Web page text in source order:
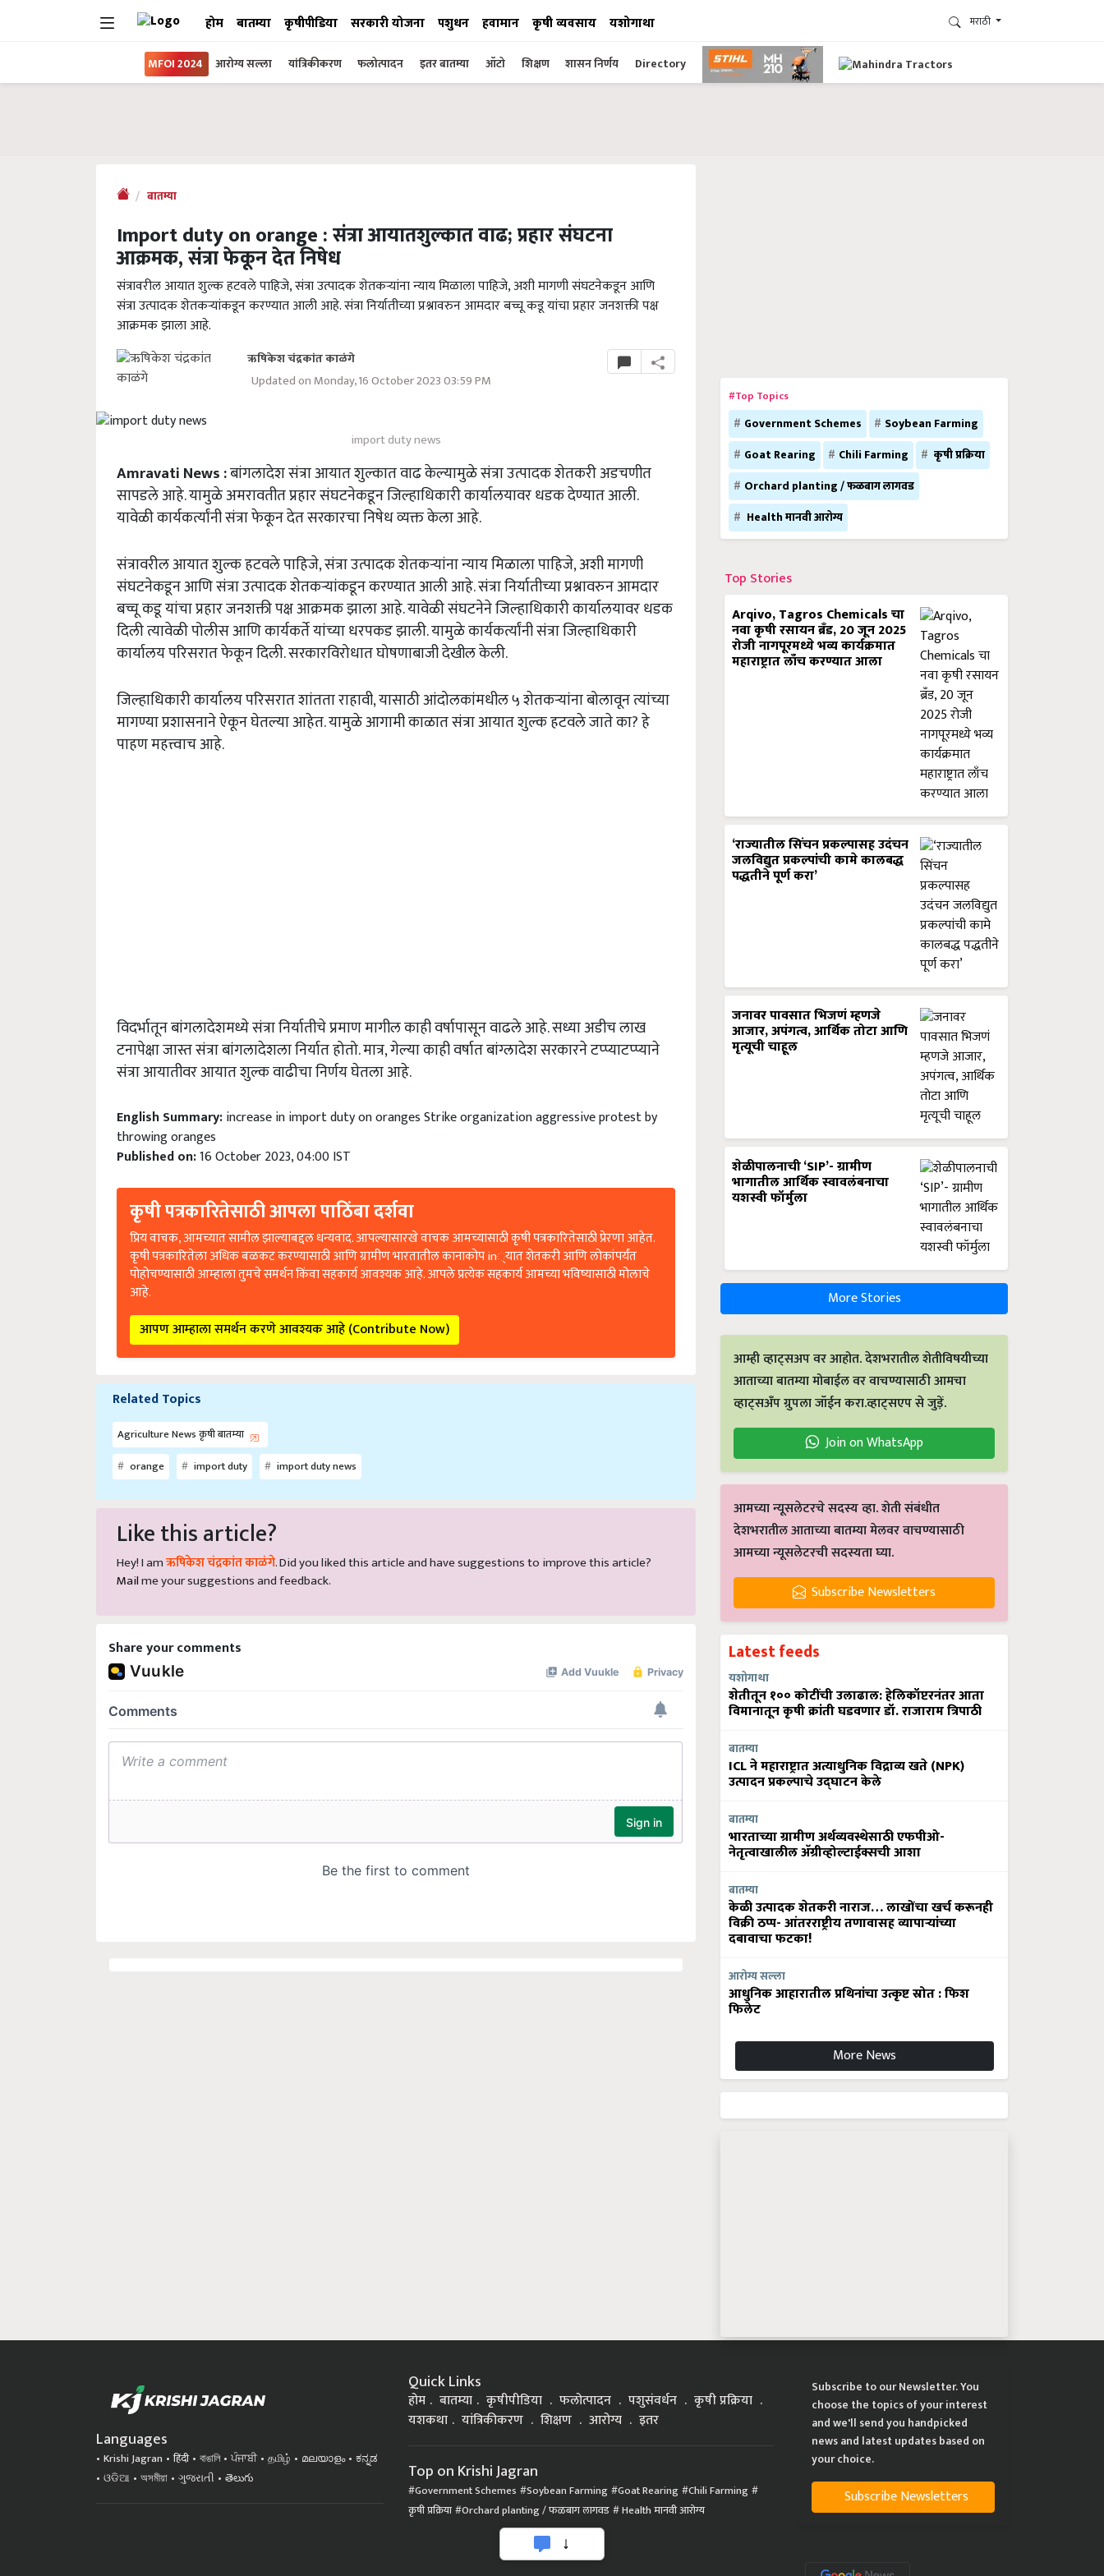
होम बातम्या कृषीपीडिया सरकारी योजना पशुधन हवामान कृषी व्यवसाय यशोगाथा मराठी
MFOI 2024 आरोग्य सल्ला यांत्रिकीकरण फलोत्पादन इतर बातम्या ऑटो शिक्षण शासन निर्णय Directory
बातम्या
Import duty on orange : संत्रा आयातशुल्कात वाढ; प्रहार संघटना
आक्रमक, संत्रा फेकून देत निषेध
संत्रावरील आयात शुल्क हटवले पाहिजे, संत्रा उत्पादक शेतकऱ्यांना न्याय मिळाला पाहिजे, अशी मागणी संघटनेकडून आणि
संत्रा उत्पादक शेतकऱ्यांकडून करण्यात आली आहे. संत्रा निर्यातीच्या प्रश्नावरुन आमदार बच्चू कडू यांचा प्रहार जनशक्ती पक्ष
आक्रमक झाला आहे.
ऋषिकेश चंद्रकांत काळंगे
Updated on Monday, 16 October 2023 03:59 PM
import duty news
Amravati News :बांगलादेश संत्रा आयात शुल्कात वाढ केल्यामुळे संत्रा उत्पादक शेतकरी अडचणीत
सापडले आहे. यामुळे अमरावतीत प्रहार संघटनेकडून जिल्हाधिकारी कार्यालयावर धडक देण्यात आली.
यावेळी कार्यकर्त्यांनी संत्रा फेकून देत सरकारचा निषेध व्यक्त केला आहे.
संत्रावरील आयात शुल्क हटवले पाहिजे, संत्रा उत्पादक शेतकऱ्यांना न्याय मिळाला पाहिजे, अशी मागणी
संघटनेकडून आणि संत्रा उत्पादक शेतकऱ्यांकडून करण्यात आली आहे. संत्रा निर्यातीच्या प्रश्नावरुन आमदार
बच्चू कडू यांचा प्रहार जनशक्ती पक्ष आक्रमक झाला आहे. यावेळी संघटनेने जिल्हाधिकारी कार्यालयावर धडक
दिली त्यावेळी पोलीस आणि कार्यकर्ते यांच्या धरपकड झाली. यामुळे कार्यकर्त्यांनी संत्रा जिल्हाधिकारी
कार्यालय परिसरात फेकून दिली. सरकारविरोधात घोषणाबाजी देखील केली.
जिल्हाधिकारी कार्यालय परिसरात शांतता राहावी, यासाठी आंदोलकांमधील ५ शेतकऱ्यांना बोलावून त्यांच्या
मागण्या प्रशासनाने ऐकून घेतल्या आहेत. यामुळे आगामी काळात संत्रा आयात शुल्क हटवले जाते का? हे
पाहण महत्त्वाच आहे.
विदर्भातून बांगलादेशमध्ये संत्रा निर्यातीचे प्रमाण मागील काही वर्षापासून वाढले आहे. सध्या अडीच लाख
टनापेक्षा जास्त संत्रा बांगलादेशला निर्यात होतो. मात्र, गेल्या काही वर्षात बांग्लादेश सरकारने टप्प्याटप्प्याने
संत्रा आयातीवर आयात शुल्क वाढीचा निर्णय घेतला आहे.
English Summary:increase in import duty on oranges Strike organization aggressive protest by
throwing oranges
Published on:16 October 2023, 04:00 IST
कृषी पत्रकारितेसाठी आपला पाठिंबा दर्शवा
प्रिय वाचक, आमच्यात सामील झाल्याबद्दल धन्यवाद. आपल्यासारखे वाचक आमच्यासाठी कृषी पत्रकारितेसाठी प्रेरणा आहेत.
कृषी पत्रकारितेला अधिक बळकट करण्यासाठी आणि ग्रामीण भारतातील कानाकोप in्यात शेतकरी आणि लोकांपर्यंत
पोहोचण्यासाठी आम्हाला तुमचे समर्थन किंवा सहकार्य आवश्यक आहे. आपले प्रत्येक सहकार्य आमच्या भविष्यासाठी मोलाचे
आहे.
आपण आम्हाला समर्थन करणे आवश्यक आहे (Contribute Now)
Related Topics
Agriculture News कृषी बातम्या
orange
import duty import duty news
Like this article?
Hey! I amऋषिकेश चंद्रकांत काळंगे. Did you liked this article and have suggestions to improve this article?
Mailme your suggestions and feedback.
Share your comments
#Top Topics
Government Schemes
Soybean Farming
Goat Rearing
Chili Farming
कृषी प्रक्रिया
Orchard planting / फळबाग लागवड
Health मानवी आरोग्य
Top Stories
Arqivo, Tagros Chemicals चा
नवा कृषी रसायन ब्रँड, 20 जून 2025
रोजी नागपूरमध्ये भव्य कार्यक्रमात
महाराष्ट्रात लाँच करण्यात आला
‘राज्यातील सिंचन प्रकल्पासह उदंचन
जलविद्युत प्रकल्पांची कामे कालबद्ध
पद्धतीने पूर्ण करा’
जनावर पावसात भिजणं म्हणजे
आजार, अपंगत्व, आर्थिक तोटा आणि
मृत्यूची चाहूल
शेळीपालनाची ‘SIP’- ग्रामीण
भागातील आर्थिक स्वावलंबनाचा
यशस्वी फॉर्मुला
More Stories
आम्ही व्हाट्सअप वर आहोत. देशभरातील शेतीविषयीच्या
आताच्या बातम्या मोबाईल वर वाचण्यासाठी आमचा
व्हाट्सअँप ग्रुपला जॉईन करा.व्हाट्सएप से जुड़ें.
Join on WhatsApp
आमच्या न्यूसलेटरचे सदस्य व्हा. शेती संबंधीत
देशभरातील आताच्या बातम्या मेलवर वाचण्यासाठी
आमच्या न्यूसलेटरची सदस्यता घ्या.
Subscribe Newsletters
Latest feeds
यशोगाथा
शेतीतून १०० कोटींची उलाढाल: हेलिकॉप्टरनंतर आता
विमानातून कृषी क्रांती घडवणार डॉ. राजाराम त्रिपाठी
बातम्या
ICL ने महाराष्ट्रात अत्याधुनिक विद्राव्य खते (NPK)
उत्पादन प्रकल्पाचे उद्घाटन केले
बातम्या
भारताच्या ग्रामीण अर्थव्यवस्थेसाठी एफपीओ-
नेतृत्वाखालील अ‍ॅग्रीव्होल्टाईक्सची आशा
बातम्या
केळी उत्पादक शेतकरी नाराज… लाखोंचा खर्च करूनही
विक्री ठप्प- आंतरराष्ट्रीय तणावासह व्यापाऱ्यांच्या
दबावाचा फटका!
आरोग्य सल्ला
आधुनिक आहारातील प्रथिनांचा उत्कृष्ट स्रोत : फिश
फिलेट
More News
Languages
Krishi Jagran हिंदी বাঙালি ਪੰਜਾਬੀ தமிழ் മലയാളം
ಕನ್ನಡ
ଓଡିଆ
অসমীয়া ગુજરાતી తెలుగు
Quick Links
होम बातम्या कृषीपीडिया फलोत्पादन पशुसंवर्धन
कृषी प्रक्रिया
यशकथा
यांत्रिकीकरण शिक्षण आरोग्य इतर
Top on Krishi Jagran
Government Schemes Soybean Farming Goat Rearing Chili Farming
कृषी प्रक्रिया Orchard planting / फळबाग लागवड Health मानवी आरोग्य
Subscribe to our Newsletter. You
choose the topics of your interest
and we'll send you handpicked
news and latest updates based on
your choice.
Subscribe Newsletters